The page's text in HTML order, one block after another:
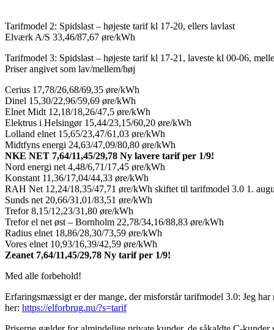
Tarifmodel 2: Spidslast – højeste tarif kl 17-20, ellers lavlast
Elværk A/S 33,46/87,67 øre/kWh
Tarifmodel 3: Spidslast – højeste tarif kl 17-21, laveste kl 00-06,
Priser angivet som lav/mellem/høj
Cerius 17,78/26,68/69,35 øre/kWh
Dinel 15,30/22,96/59,69 øre/kWh
Elnet Midt 12,18/18,26/47,5 øre/kWh
Elektrus i Helsingør 15,44/23,15/60,20 øre/kWh
Lolland elnet 15,65/23,47/61,03 øre/kWh
Midtfyns energi 24,63/47,09/80,80 øre/kWh
NKE NET 7,64/11,45/29,78 Ny lavere tarif per 1/9!
Nord energi net 4,48/6,71/17,45 øre/kWh
Konstant 11,36/17,04/44,33 øre/kWh
RAH Net 12,24/18,35/47,71 øre/kWh skiftet til tarifmodel 3.0 1.
Sunds net 20,66/31,01/83,51 øre/kWh
Trefor 8,15/12,23/31,80 øre/kWh
Trefor el net øst – Bornholm 22,78/34,16/88,83 øre/kWh
Radius elnet 18,86/28,30/73,59 øre/kWh
Vores elnet 10,93/16,39/42,59 øre/kWh
Zeanet 7,64/11,45/29,78 Ny tarif per 1/9!
Med alle forbehold!
Erfaringsmæssigt er der mange, der misforstår tarifmodel 3.0: Jeg
her: https://elforbrug.nu/?s=tarif